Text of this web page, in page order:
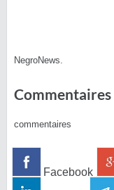
NegroNews.
Commentaires
commentaires
Facebook